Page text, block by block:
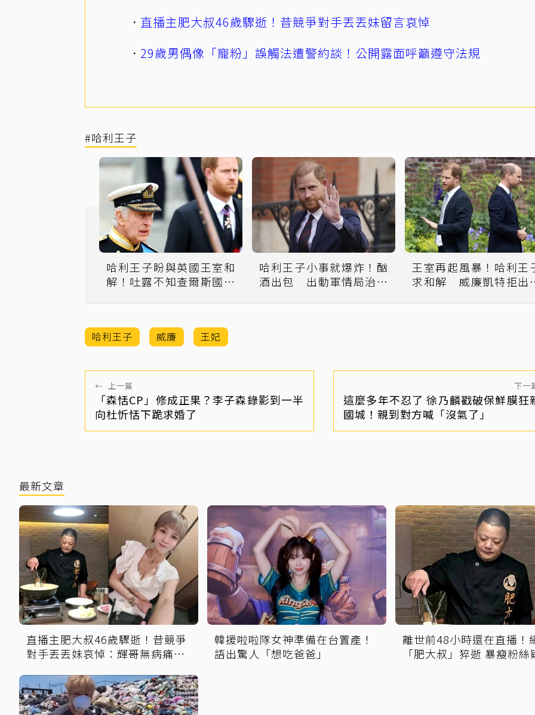
直播主肥大叔46歲驟逝！昔競爭對手丟丟妹留言哀悼
29歲男偶像「寵粉」誤觸法遭警約談！公開露面呼籲遵守法規
#哈利王子
哈利王子盼與英國王室和
解！吐露不知查爾斯國王
哈利王子小事就爆炸！酗
酒出包 出動軍情局治心
王室再起風暴！哈利王
求和解 威廉凱特拒出
哈利王子 威廉 王妃
← 上一篇
「森恬CP」修成正果？李子森錄影到一半
向杜忻恬下跪求婚了
下一
這麼多年不忍了 徐乃麟戳破保鮮膜狂
國城！親到對方喊「沒氣了」
最新文章
直播主肥大叔46歲驟逝！昔競爭
對手丟丟妹哀悼：輝哥無病痛一
韓援啦啦隊女神準備在台置產！
語出驚人「想吃爸爸」
離世前48小時還在直播！
「肥大叔」猝逝 暴瘦粉絲